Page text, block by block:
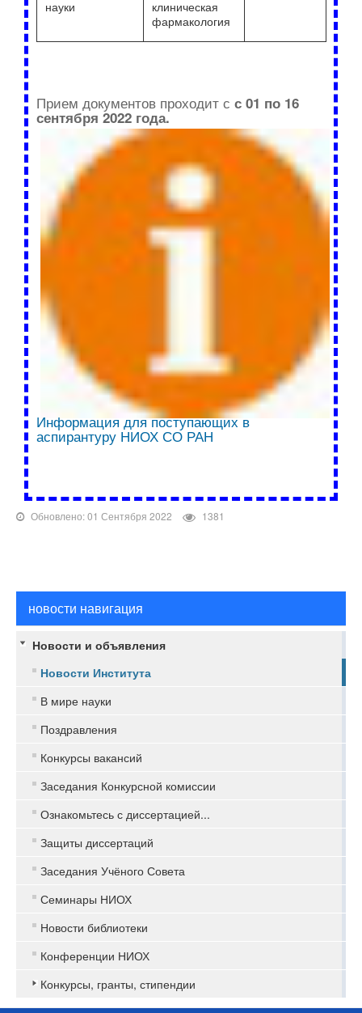
науки
клиническая
фармакология
Прием документов проходит с с 01 по 16
сентября 2022 года.
Информация для поступающих в
аспирантуру НИОХ СО РАН
Обновлено: 01 Сентября 2022 1381
новости навигация
Новости и объявления
Новости Института
В мире науки
Поздравления
Конкурсы вакансий
Заседания Конкурсной комиссии
Ознакомьтесь с диссертацией...
Защиты диссертаций
Заседания Учёного Совета
Семинары НИОХ
Новости библиотеки
Конференции НИОХ
Конкурсы, гранты, стипендии